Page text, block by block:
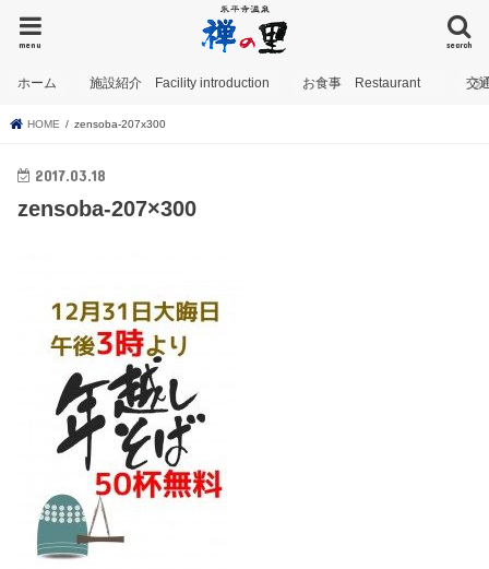
search
menu
ホーム 施設紹介 Facility introduction お食事 Restaurant 交
HOME zensoba-207x300
2017.03.18
zensoba-207×300